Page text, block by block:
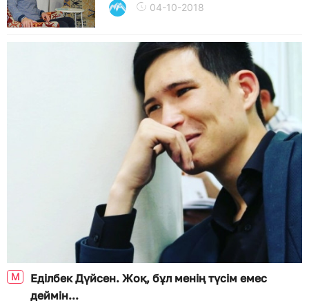
04-10-2018
M
Еділбек Дүйсен. Жоқ, бұл менің түсім емес
деймін...